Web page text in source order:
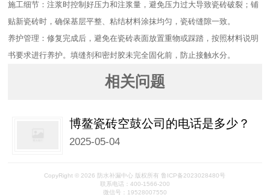
施工细节：注浆时控制好压力和注浆量，避免压力过大导致瓷砖破裂；铺
贴新瓷砖时，确保基层平整、粘结材料涂抹均匀，瓷砖缝隙一致。​
养护管理：修复完成后，避免在瓷砖表面放置重物或踩踏，按照材料说明
书要求进行养护。填缝剂和密封胶未完全固化前，防止接触水分。
相关问题
博鳌瓷砖空鼓公司的电话是多少？
2025-05-04
CopyRight © 2026 防水补漏中心 版权所有 鲁ICP备2023028480号
联系电话：400-1566-200
微信号：19528007550